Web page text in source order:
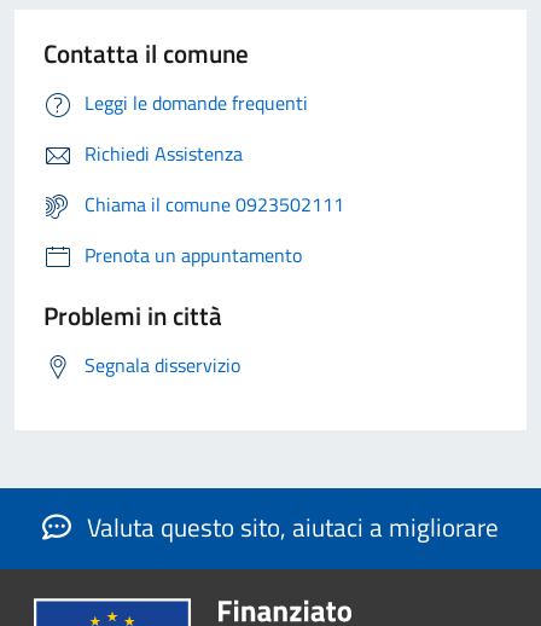
Contatta il comune
Leggi le domande frequenti
Richiedi Assistenza
Chiama il comune 0923502111
Prenota un appuntamento
Problemi in città
Segnala disservizio
Valuta questo sito, aiutaci a migliorare